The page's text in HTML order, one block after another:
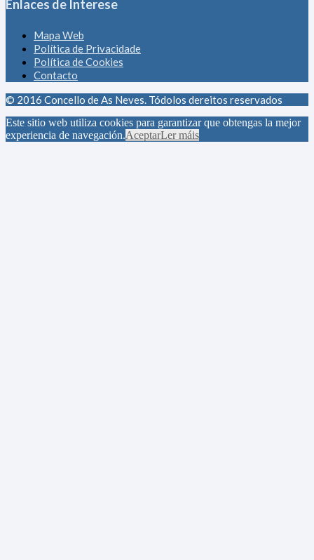
Enlaces de Interese
Mapa Web
Política de Privacidade
Política de Cookies
Contacto
© 2016 Concello de As Neves. Tódolos dereitos reservados
Este sitio web utiliza cookies para garantizar que obtengas la mejor
experiencia de navegación.AceptarLer máis